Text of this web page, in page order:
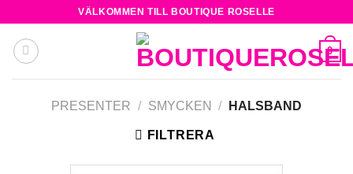
content
VÄLKOMMEN TILL BOUTIQUE ROSELLE
0
PRESENTER / SMYCKEN / HALSBAND
FILTRERA